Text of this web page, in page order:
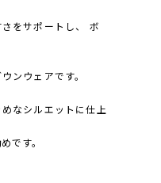
をサポートし、 ボ
ンウェアです。
なシルエットに仕上
です。